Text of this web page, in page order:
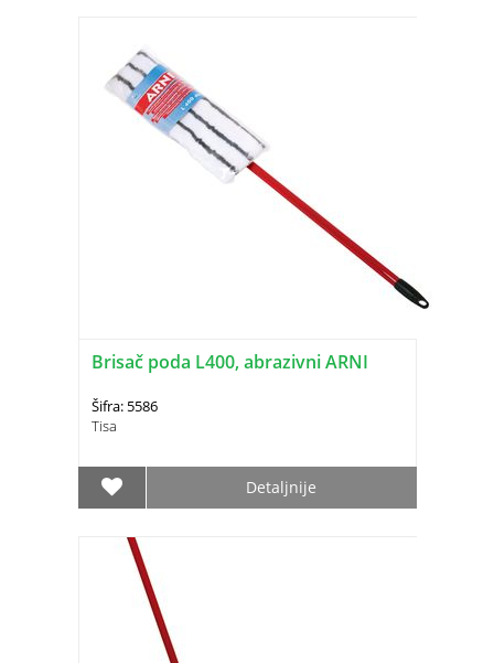
Brisač poda L400, abrazivni ARNI
Šifra: 5586
Tisa
Detaljnije